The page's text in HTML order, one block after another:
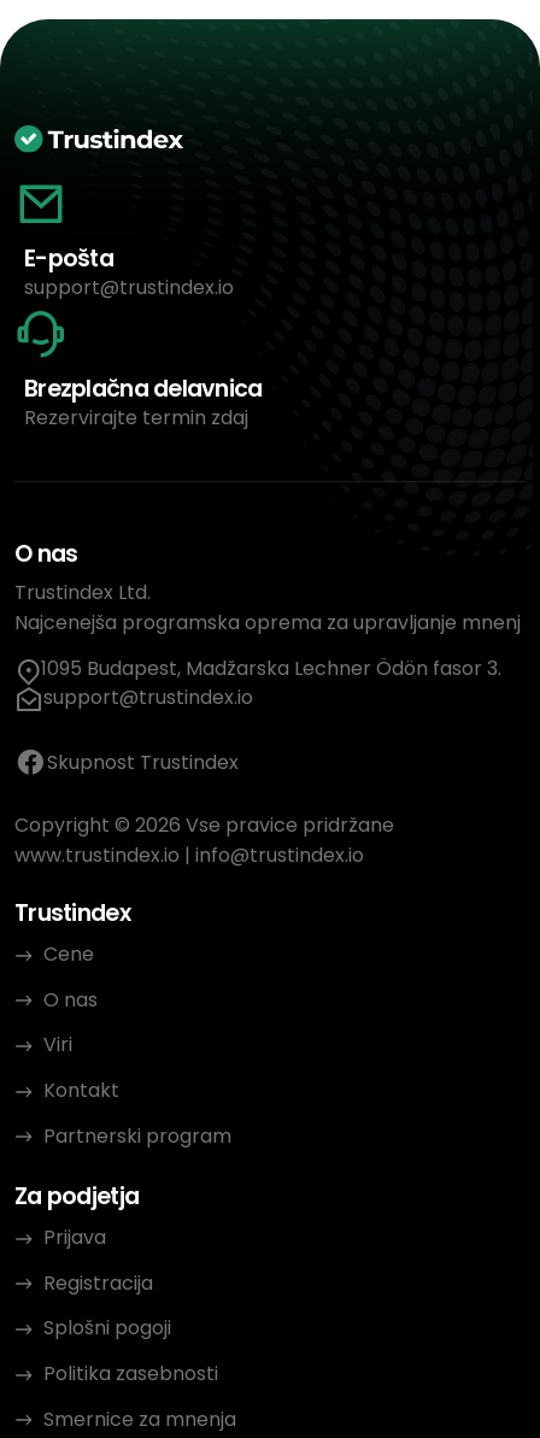
E-pošta
support@trustindex.io
Brezplačna delavnica
Rezervirajte termin zdaj
O nas
Trustindex Ltd.
Najcenejša programska oprema za upravljanje mnenj
1095 Budapest, Madžarska Lechner Ödön fasor 3.
support@trustindex.io
Skupnost Trustindex
Copyright © 2026 Vse pravice pridržane
www.trustindex.io | info@trustindex.io
Trustindex
Cene
O nas
Viri
Kontakt
Partnerski program
Za podjetja
Prijava
Registracija
Splošni pogoji
Politika zasebnosti
Smernice za mnenja